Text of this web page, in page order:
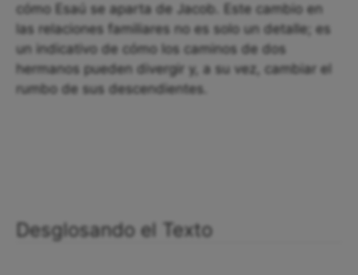
cómo Esaú se aparta de Jacob. Este cambio en
las relaciones familiares no es solo un detalle; es
un indicativo de cómo los caminos de dos
hermanos pueden divergir y, a su vez, cambiar el
rumbo de sus descendientes.
Desglosando el Texto